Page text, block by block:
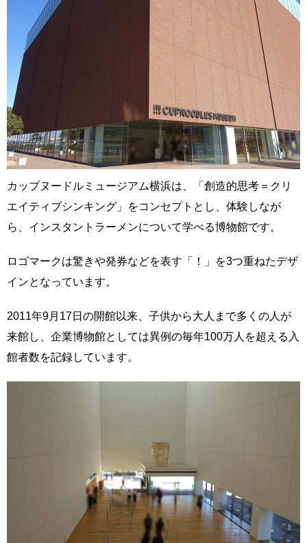
カップヌードルミュージアム横浜は、「創造的思考＝クリ
エイティブシンキング」をコンセプトとし、体験しなが
ら、インスタントラーメンについて学べる博物館です。
ロゴマークは驚きや発券などを表す「！」を3つ重ねたデザ
インとなっています。
2011年9月17日の開館以来、子供から大人まで多くの人が
来館し、企業博物館としては異例の毎年100万人を超える入
館者数を記録しています。